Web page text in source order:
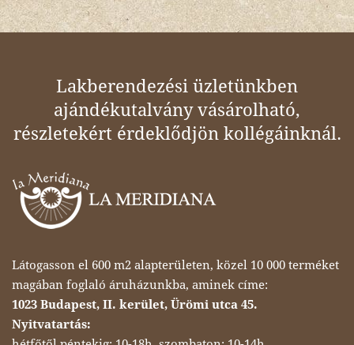
Lakberendezési üzletünkben
ajándékutalvány vásárolható,
részletekért érdeklődjön kollégáinknál.
Látogasson el 600 m2 alapterületen, közel 10 000 terméket
magában foglaló áruházunkba, aminek címe:
1023 Budapest, II. kerület, Ürömi utca 45.
Nyitvatartás: